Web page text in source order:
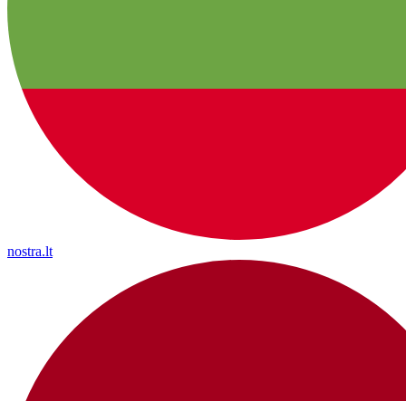
nostra.lt